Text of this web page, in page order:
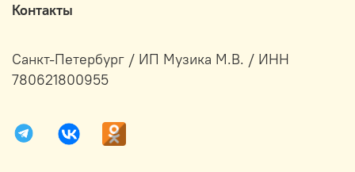
Контакты
Санкт-Петербург / ИП Музика М.В. / ИНН
780621800955